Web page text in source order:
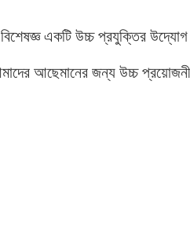
একটি উচ্চ প্রযুক্তির
আছেমানের জন্য উচ্চ